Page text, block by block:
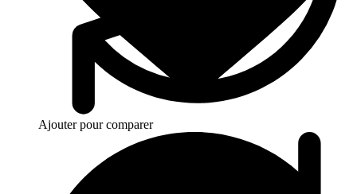
Ajouter pour comparer